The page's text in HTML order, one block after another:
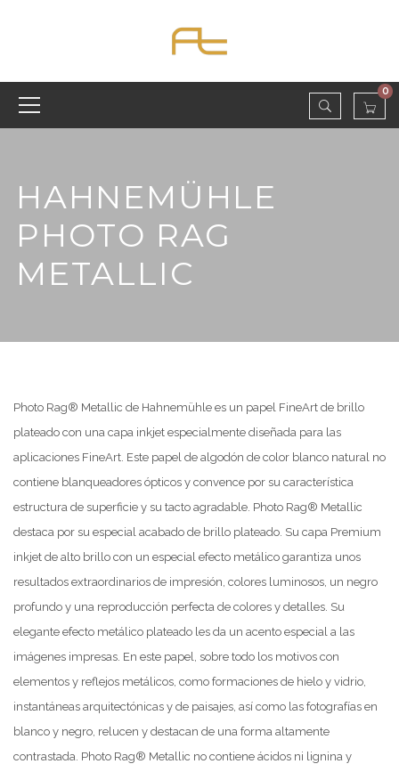
0
HAHNEMÜHLE
PHOTO RAG
METALLIC
Photo Rag® Metallic de Hahnemühle es un papel FineArt de brillo
plateado con una capa inkjet especialmente diseñada para las
aplicaciones FineArt. Este papel de algodón de color blanco natural no
contiene blanqueadores ópticos y convence por su característica
estructura de superficie y su tacto agradable. Photo Rag® Metallic
destaca por su especial acabado de brillo plateado. Su capa Premium
inkjet de alto brillo con un especial efecto metálico garantiza unos
resultados extraordinarios de impresión, colores luminosos, un negro
profundo y una reproducción perfecta de colores y detalles. Su
elegante efecto metálico plateado les da un acento especial a las
imágenes impresas. En este papel, sobre todo los motivos con
elementos y reflejos metálicos, como formaciones de hielo y vidrio,
instantáneas arquitectónicas y de paisajes, así como las fotografías en
blanco y negro, relucen y destacan de una forma altamente
contrastada. Photo Rag® Metallic no contiene ácidos ni lignina y